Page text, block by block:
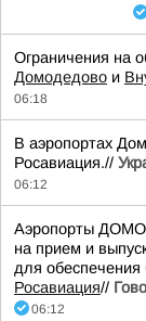
Ограничения на
Домодедово и
06:18
В аэропортах
Росавиация.//
06:12
Аэропорты
на прием и
для обеспечения
Росавиация//
06:12